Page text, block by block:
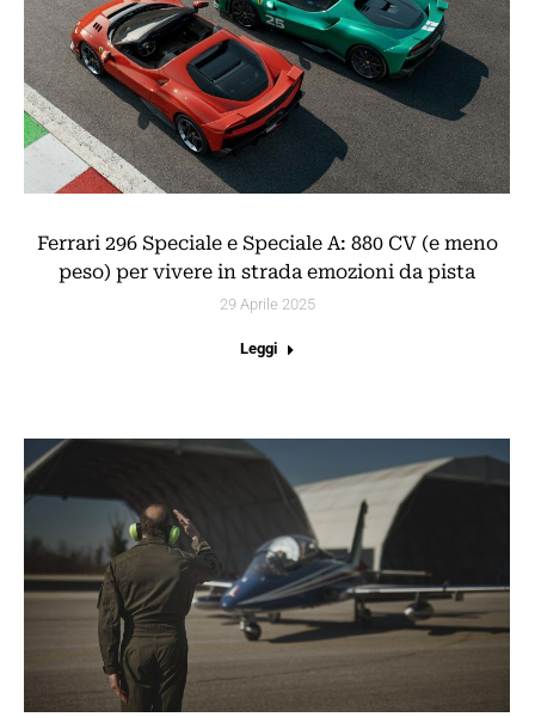
Ferrari 296 Speciale e Speciale A: 880 CV (e meno
peso) per vivere in strada emozioni da pista
29 Aprile 2025
Leggi